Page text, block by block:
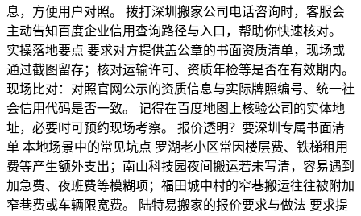
息，方便用户对照。 拨打深圳搬家公司电话咨询时，客服会
主动告知百度企业信用查询路径与入口，帮助你快速核对。
实操落地要点 要求对方提供盖公章的书面资质清单，现场或
通过截图留存；核对运输许可、资质年检等是否在有效期内。
现场比对：对照官网公示的资质信息与实际牌照编号、统一社
会信用代码是否一致。 记得在百度地图上核验公司的实体地
址，必要时可预约现场考察。 报价透明？要深圳专属书面清
单 本地场景中的常见坑点 罗湖老小区常因楼层费、铁梯租用
费等产生额外支出；南山科技园夜间搬运若未写清，容易遇到
加急费、夜班费等模糊项；福田城中村的窄巷搬运往往被附加
窄巷费或车辆限宽费。 陆特易搬家的报价要求与做法 要求提